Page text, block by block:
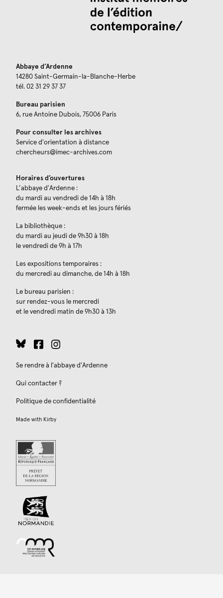
Abbaye d’Ardenne
14280 Saint-Germain-la-Blanche-Herbe
tél. 02 31 29 37 37
Bureau parisien
6, rue Antoine Dubois, 75006 Paris
Pour consulter les archives
Service d'orientation à distance
chercheurs@imec-archives.com
Horaires d’ouvertures
L’abbaye d'Ardenne :
du mardi au vendredi de 14h à 18h
fermée les week-ends et les jours fériés
La bibliothèque :
du mardi au jeudi de 9h30 à 18h
le vendredi de 9h à 17h
Les expositions temporaires :
du mercredi au dimanche, de 14h à 18h
Le bureau parisien :
sur rendez-vous le mercredi
et le vendredi matin de 9h30 à 13h
Se rendre à l'abbaye d'Ardenne
Qui contacter ?
Politique de confidentialité
Made with Kirby